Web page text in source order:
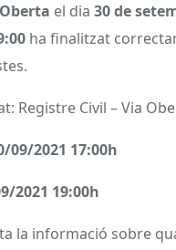
el dia 30 de
ha finalitzat
Registre Civil – Via
09/2021 17:00h
2021 19:00h
la informació sobre